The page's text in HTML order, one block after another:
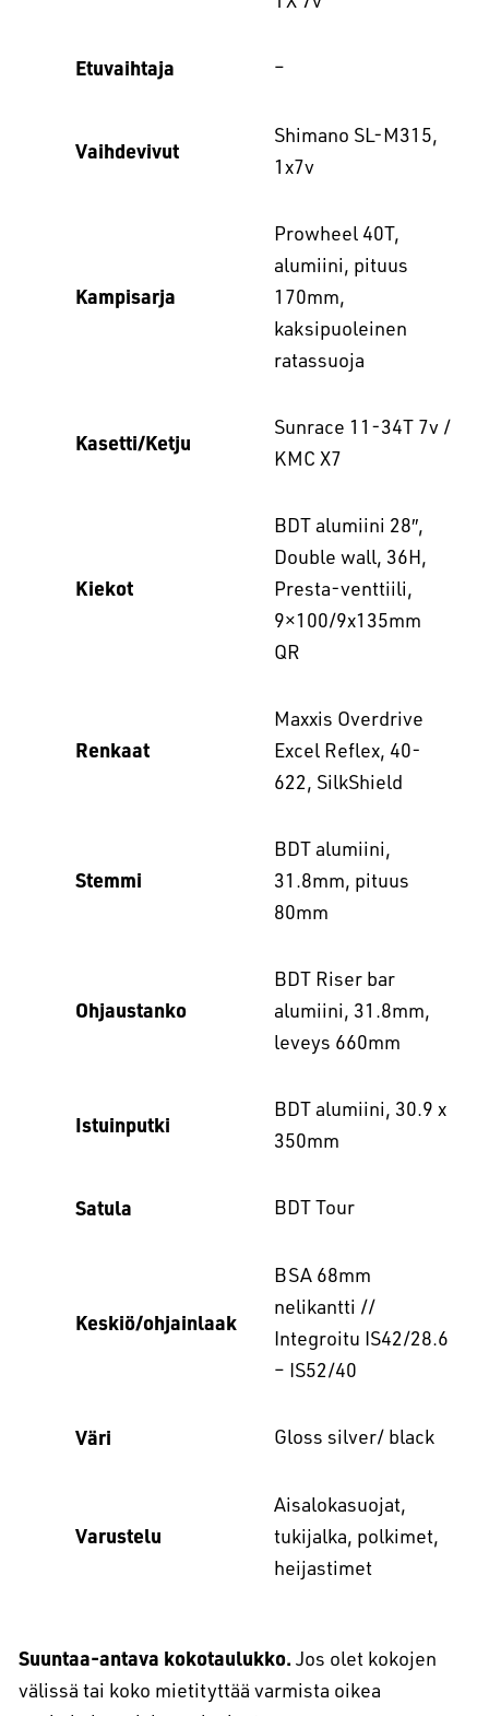
Etuvaihtaja –
Vaihdevivut
Shimano SL-M315,
1x7v
Kampisarja
Prowheel 40T,
alumiini, pituus
170mm,
kaksipuoleinen
ratassuoja
Kasetti/Ketju
Sunrace 11-34T 7v /
KMC X7
Kiekot
BDT alumiini 28″,
Double wall, 36H,
Presta-venttiili,
9×100/9x135mm
QR
Renkaat
Maxxis Overdrive
Excel Reflex, 40-
622, SilkShield
Stemmi
BDT alumiini,
31.8mm, pituus
80mm
Ohjaustanko
BDT Riser bar
alumiini, 31.8mm,
leveys 660mm
Istuinputki
BDT alumiini, 30.9 x
350mm
Satula BDT Tour
Keskiö/ohjainlaak
BSA 68mm
nelikantti //
Integroitu IS42/28.6
– IS52/40
Väri Gloss silver/ black
Varustelu
Aisalokasuojat,
tukijalka, polkimet,
heijastimet
Suuntaa-antava kokotaulukko. Jos olet kokojen
välissä tai koko mietityttää varmista oikea